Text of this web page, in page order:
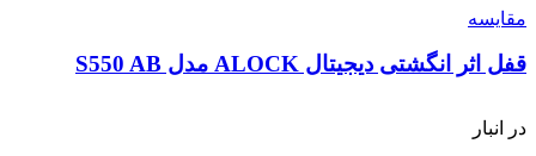
مقایسه
قفل اثر انگشتی دیجیتال ALOCK مدل S550 AB
در انبار